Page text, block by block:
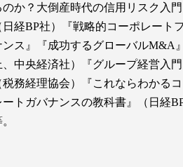
のか？大倒産時代の信用リスク入
日経BP社）『戦略的コーポレート
ンス』『成功するグローバルM&A
、中央経済社）『グループ経営入
税務経理協会）『これならわかる
ートガバナンスの教科書』（日経